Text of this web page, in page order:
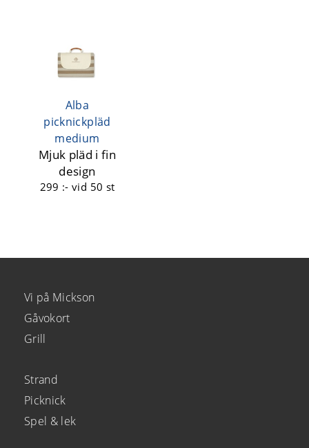
Alba
picknickpläd
medium
Mjuk pläd i fin
design
299 :-vid 50 st
Vi på Mickson
Gåvokort
Grill
Strand
Picknick
Spel & lek